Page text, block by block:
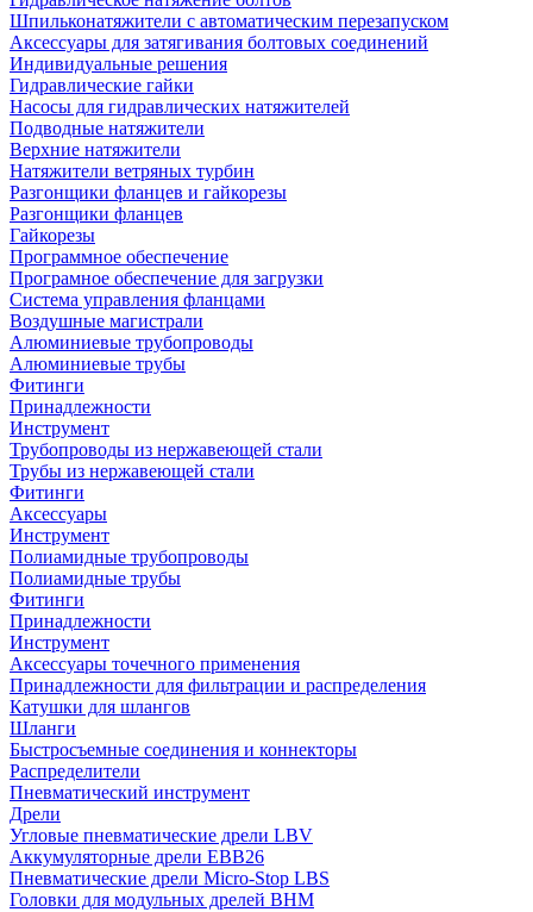
Шпильконатяжители с автоматическим перезапуском
Аксессуары для затягивания болтовых соединений
Индивидуальные решения
Гидравлические гайки
Насосы для гидравлических натяжителей
Подводные натяжители
Верхние натяжители
Натяжители ветряных турбин
Разгонщики фланцев и гайкорезы
Разгонщики фланцев
Гайкорезы
Программное обеспечение
Програмное обеспечение для загрузки
Система управления фланцами
Воздушные магистрали
Алюминиевые трубопроводы
Алюминиевые трубы
Фитинги
Принадлежности
Инструмент
Трубопроводы из нержавеющей стали
Трубы из нержавеющей стали
Фитинги
Аксессуары
Инструмент
Полиамидные трубопроводы
Полиамидные трубы
Фитинги
Принадлежности
Инструмент
Аксессуары точечного применения
Принадлежности для фильтрации и распределения
Катушки для шлангов
Шланги
Быстросъемные соединения и коннекторы
Распределители
Пневматический инструмент
Дрели
Угловые пневматические дрели LBV
Аккумуляторные дрели EBB26
Пневматические дрели Micro-Stop LBS
Головки для модульных дрелей BHM